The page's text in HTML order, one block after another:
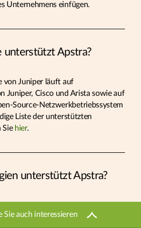
Sie auch interessieren
Unternehmens einfügen.
unterstützt Apstra?
von Juniper läuft auf
Juniper, Cisco und Arista sowie auf
Source-Netzwerkbetriebssystem
Liste der unterstützten
Sie hier.
unterstützt Apstra?
Automatisierung und